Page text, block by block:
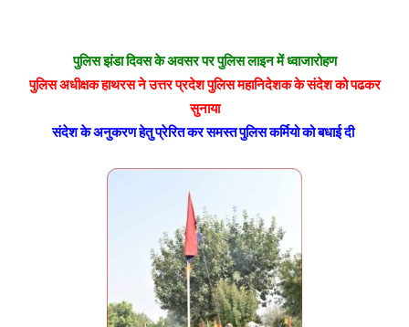
पुलिस झंडा दिवस के अवसर पर पुलिस लाइन में ध्वाजारोहण
पुलिस अधीक्षक हाथरस ने उत्तर प्रदेश पुलिस महानिदेशक के संदेश को पढकर
सुनाया
संदेश के अनुकरण हेतु प्रेरित कर समस्त पुलिस कर्मियो को बधाई दी